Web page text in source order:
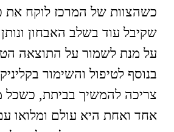
כשהצוות של המרכז לוקח את
שקיבל עוד בשלב האבחון
על מנת לשמור על התוצאה
בנוסף לטיפול והשימור
צריכה להמשיך בביתת, כשכל
אחד ואחת היא עולם ומלואו